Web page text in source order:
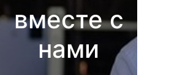
вместе с
нами